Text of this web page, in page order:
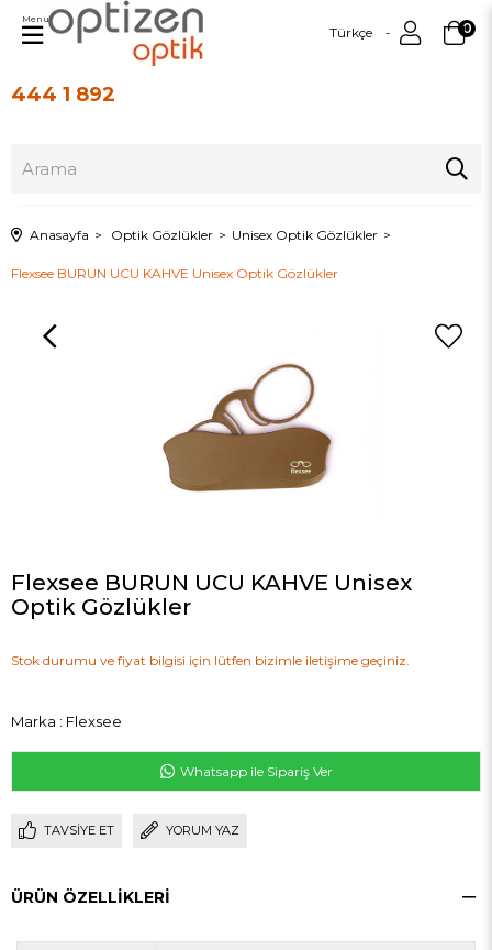
444 1 892
Türkçe 0
Menu
Anasayfa Optik Gözlükler Unisex Optik Gözlükler
Flexsee BURUN UCU KAHVE Unisex Optik Gözlükler
Flexsee BURUN UCU KAHVE Unisex
Optik Gözlükler
Stok durumu ve fiyat bilgisi için lütfen bizimle iletişime geçiniz.
Marka : Flexsee
Whatsapp ile Sipariş Ver
TAVSIYE ET YORUM YAZ
ÜRÜN ÖZELLIKLERI